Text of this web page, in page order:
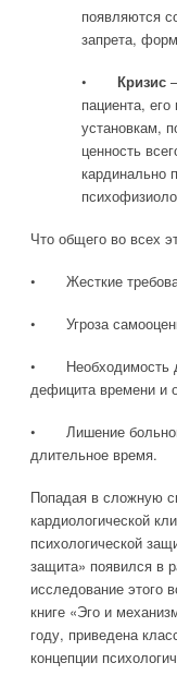
появляются
запрета,
•Кризис
пациента,
установкам,
ценность
кардинально
Что общего во всех
• Жесткие
• Угроза
• Необходимость
дефицита времени и
• Лишение
длительное время.
Попадая в сложную
кардиологической
психологической
защита» появился в
исследование
книге «Эго и
году, приведена
концепции